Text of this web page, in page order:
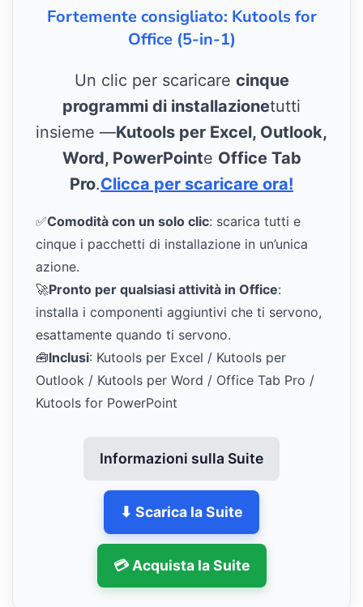
Fortemente consigliato: Kutools for
Office (5-in-1)
Un clic per scaricare cinque
programmi di installazionetutti
insieme —Kutools per Excel, Outlook,
Word, PowerPointe Office Tab
Pro.Clicca per scaricare ora!
✅Comodità con un solo clic: scarica tutti e
cinque i pacchetti di installazione in un’unica
azione.
🚀Pronto per qualsiasi attività in Office:
installa i componenti aggiuntivi che ti servono,
esattamente quando ti servono.
🧰Inclusi: Kutools per Excel / Kutools per
Outlook / Kutools per Word / Office Tab Pro /
Kutools for PowerPoint
Informazioni sulla Suite
⬇ Scarica la Suite
💳 Acquista la Suite